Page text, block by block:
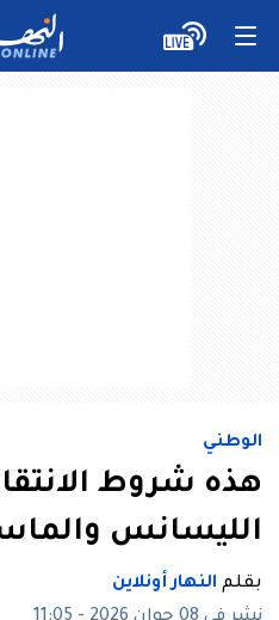
الوطني
هذه شروط
الليسانس
بقلم النهار أونلاين